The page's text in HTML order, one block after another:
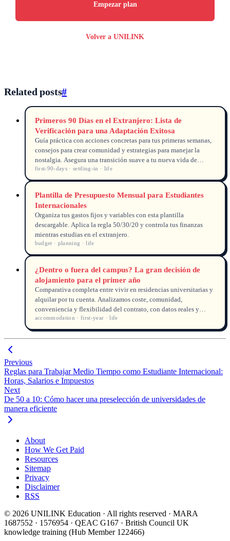
Empezar plan
Volver a UNILINK
Related posts#
Primeros 90 Días en el Extranjero: Lista de
Verificación para una Adaptación Exitosa
Guía práctica con acciones concretas para tus primeras semanas,
consejos para crear comunidad y estrategias para manejar la
nostalgia. Asegura una transición suave a tu nueva vida de
estudiante internacional.
first-90-days · settling-in · life
Plantilla de Presupuesto Mensual para Estudiantes
Internacionales
Organiza tus gastos fijos y variables con esta plantilla
descargable. Aplica la regla 50/30/20 y controla tus finanzas
mientras estudias en el extranjero.
budget · planning · life
¿Dentro o fuera del campus? La gran decisión de
alojamiento para el primer año
Comparativa completa entre vivir en residencias universitarias y
alquilar por tu cuenta. Analizamos coste, comunidad,
conveniencia y flexibilidad del contrato, con datos reales y
consejos para estudiantes internacionales.
accommodation · first-year · life
Previous
Reglas para Trabajar Medio Tiempo como Estudiante Internacional:
Horas, Salarios e Impuestos
Next
De 50 a 10: Cómo hacer una preselección de universidades de
manera eficiente
About
How We Get Paid
Resources
Sitemap
Privacy
Disclaimer
RSS
© 2026 UNILINK Education · All rights reserved · MARA
1687552 · 1576954 · QEAC G167 · British Council UK
knowledge training (Hub Member 122466)